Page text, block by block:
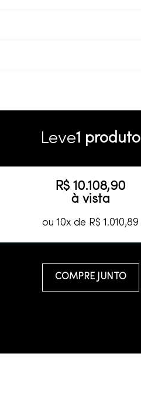
Leve1 produto
R$ 10.108,90
à vista
ou 10x de R$ 1 .010,89
COMPRE JUNTO